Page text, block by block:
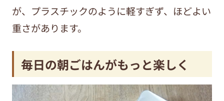
が、プラスチックのように軽すぎず、ほどよい
重さがあります。
毎日の朝ごはんがもっと楽しく